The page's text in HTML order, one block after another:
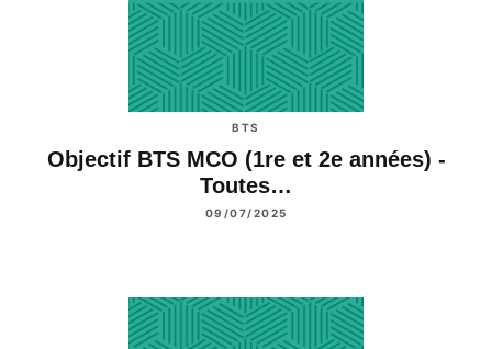
BTS
Objectif BTS MCO (1re et 2e années) -
Toutes…
09/07/2025